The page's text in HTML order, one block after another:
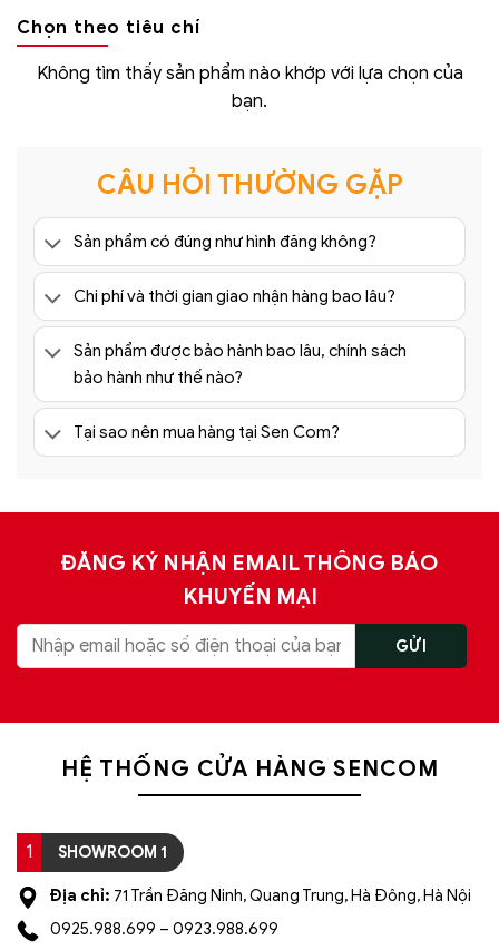
Chọn theo tiêu chí
Không tìm thấy sản phẩm nào khớp với lựa chọn của
bạn.
CÂU HỎI THƯỜNG GẶP
Sản phẩm có đúng như hình đăng không?
Chi phí và thời gian giao nhận hàng bao lâu?
Sản phẩm được bảo hành bao lâu, chính sách
bảo hành như thế nào?
Tại sao nên mua hàng tại Sen Com?
ĐĂNG KÝ NHẬN EMAIL THÔNG BÁO
KHUYẾN MẠI
HỆ THỐNG CỬA HÀNG SENCOM
1 SHOWROOM 1
Địa chỉ: 71 Trần Đăng Ninh, Quang Trung, Hà Đông, Hà Nội
0925.988.699 – 0923.988.699